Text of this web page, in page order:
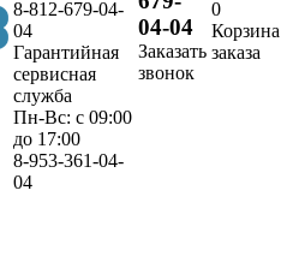
8-812-679-04-
04
Гарантийная
сервисная
служба
Пн-Вс: с 09:00
до 17:00
8-953-361-04-
04
04-04
Заказать
звонок
0
Корзина
заказа